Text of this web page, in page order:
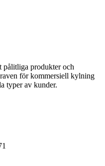
produkter och
för kommersiell kylning
typer av kunder.